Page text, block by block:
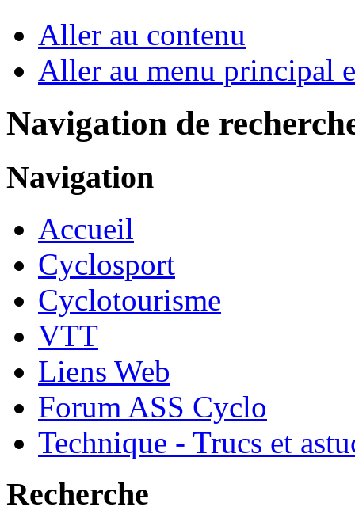
Aller au contenu
Aller au menu principal
Navigation de
Navigation
Accueil
Cyclosport
Cyclotourisme
VTT
Liens Web
Forum ASS Cyclo
Technique - Trucs et
Recherche